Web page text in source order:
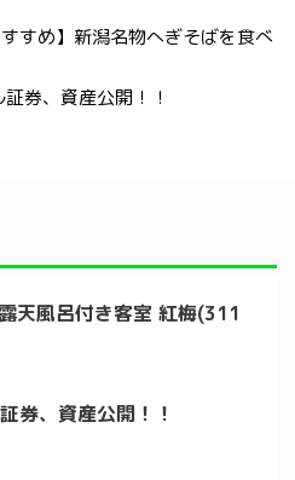
すめ】新潟名物へぎそばを食べ
券、資産公開！！
天風呂付き客室 紅梅(311
券、資産公開！！